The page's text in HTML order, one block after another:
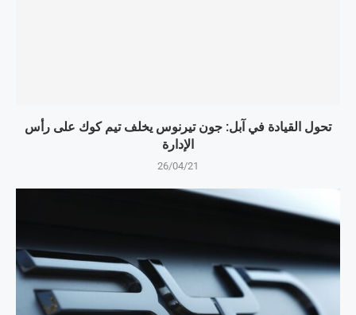
تحول القيادة في آبل: جون تيرنوس يخلف تيم كوك على رأس
الإدارة
26/04/21